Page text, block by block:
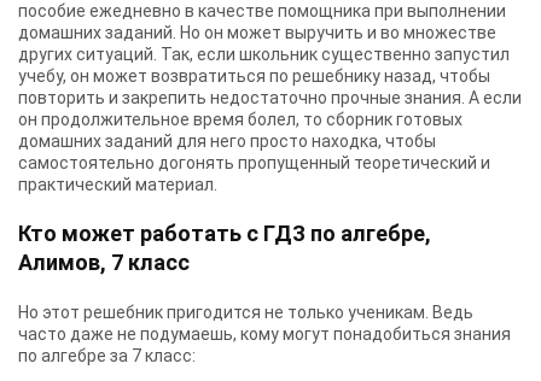
пособие ежедневно в качестве помощника при выполнении
домашних заданий. Но он может выручить и во множестве
других ситуаций. Так, если школьник существенно запустил
учебу, он может возвратиться по решебнику назад, чтобы
повторить и закрепить недостаточно прочные знания. А если
он продолжительное время болел, то сборник готовых
домашних заданий для него просто находка, чтобы
самостоятельно догонять пропущенный теоретический и
практический материал.
Кто может работать с ГДЗ по алгебре,
Алимов, 7 класс
Но этот решебник пригодится не только ученикам. Ведь
часто даже не подумаешь, кому могут понадобиться знания
по алгебре за 7 класс: